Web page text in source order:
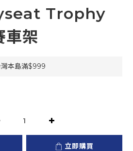
Trophy
車架
本島滿$999
立即購買